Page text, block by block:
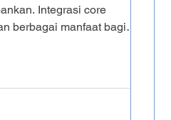
Integrasi core
berbagai manfaat bagi